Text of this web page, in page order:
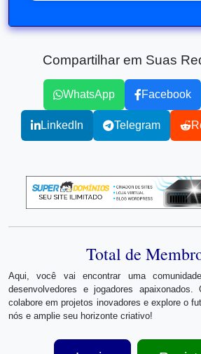
Compartilhar em Suas
WhatsApp Facebook
LinkedIn Telegram
Total de
Aqui, você vai encontrar uma
desenvolvedores e jogadores apaixonados.
colabore em projetos inovadores e explore o
nós e amplie seu horizonte criativo!